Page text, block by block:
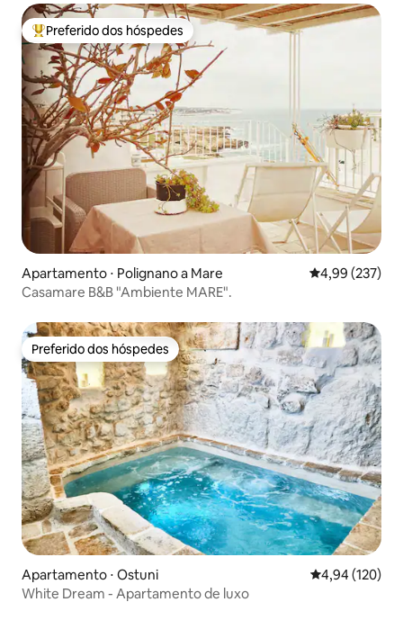
Entre os melhores preferidos dos hóspedes
Preferido dos hóspedes
Apartamento ⋅ Polignano a Mare 4,99 de uma
4,99 (237)
Casamare B&B "Ambiente MARE".
Preferido dos hóspedes
Preferido dos hóspedes
Apartamento ⋅ Ostuni 4,94 de uma
4,94 (120)
White Dream - Apartamento de luxo